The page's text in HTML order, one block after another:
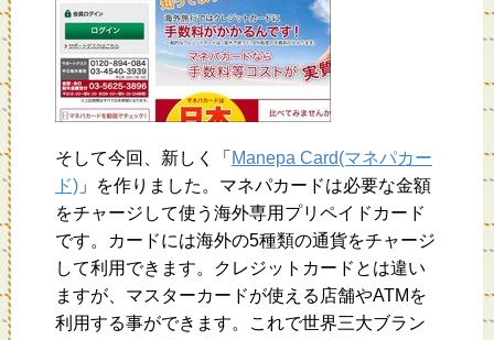
そして今回、新しく「 Manepa Card(マネパカー
ド) 」を作りました。マネパカードは必要な金額
をチャージして使う海外専用プリペイドカード
です。カードには海外の5種類の通貨をチャージ
して利用できます。クレジットカードとは違い
ますが、マスターカードが使える店舗やATMを
利用する事ができます。これで世界三大ブラン